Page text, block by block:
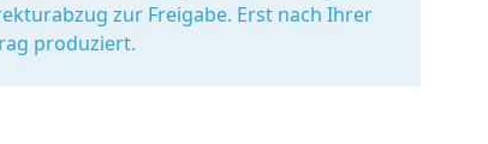
zur Freigabe. Erst nach Ihrer
produziert.